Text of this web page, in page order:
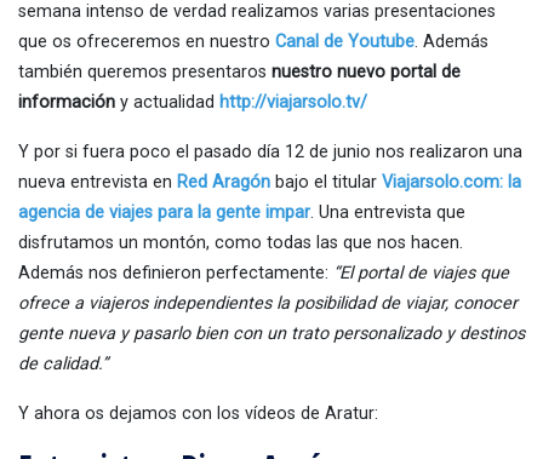
semana intenso de verdad realizamos varias presentaciones
que os ofreceremos en nuestro Canal de Youtube. Además
también queremos presentaros nuestro nuevo portal de
información y actualidad http://viajarsolo.tv/
Y por si fuera poco el pasado día 12 de junio nos realizaron una
nueva entrevista en Red Aragón bajo el titular Viajarsolo.com: la
agencia de viajes para la gente impar. Una entrevista que
disfrutamos un montón, como todas las que nos hacen.
Además nos definieron perfectamente: “El portal de viajes que
ofrece a viajeros independientes la posibilidad de viajar, conocer
gente nueva y pasarlo bien con un trato personalizado y destinos
de calidad.”
Y ahora os dejamos con los vídeos de Aratur: